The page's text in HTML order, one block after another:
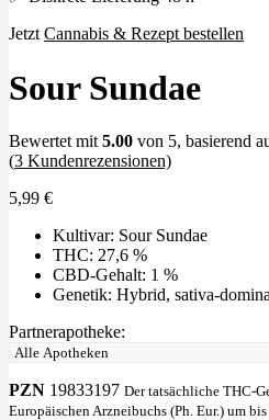
Jetzt Cannabis & Rezept bestellen
Sour Sundae
Bewertet mit 5.00 von 5, basierend
(3 Kundenrezensionen)
5,99 €
Kultivar: Sour Sundae
THC: 27,6 %
CBD-Gehalt: 1 %
Genetik: Hybrid, sativa-
Partnerapotheke:
PZN 19833197 Der tatsächliche THC-
Europäischen Arzneibuchs (Ph. Eur.) um